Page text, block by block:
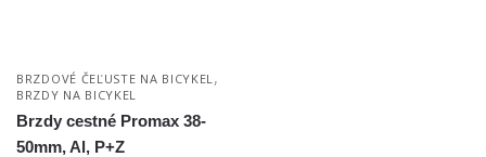
BRZDOVÉ ČEĽUSTE NA BICYKEL,
BRZDY NA BICYKEL
Brzdy cestné Promax 38-
50mm, Al, P+Z